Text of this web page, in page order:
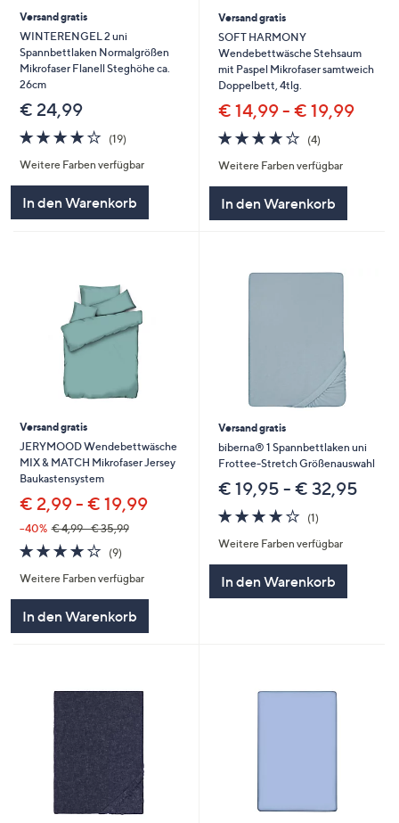
Versand gratis
WINTERENGEL 2 uni
Spannbettlaken Normalgrößen
Mikrofaser Flanell Steghöhe ca.
26cm
€ 24,99
4.0
von
5
(19)
Weitere Farben verfügbar
In den Warenkorb
Versand gratis
SOFT HARMONY
Wendebettwäsche Stehsaum
mit Paspel Mikrofaser samtweich
Doppelbett, 4tlg.
€ 14,99 - € 19,99
4.0
von
5
(4)
Weitere Farben verfügbar
In den Warenkorb
Versand gratis
JERYMOOD Wendebettwäsche
MIX & MATCH Mikrofaser Jersey
Baukastensystem
€ 2,99 - € 19,99
--40% € 4,99 - € 35,99
4.0
von
5
(9)
Weitere Farben verfügbar
In den Warenkorb
Versand gratis
biberna® 1 Spannbettlaken uni
Frottee-Stretch Größenauswahl
€ 19,95 - € 32,95
4.0
von
5
(1)
Weitere Farben verfügbar
In den Warenkorb